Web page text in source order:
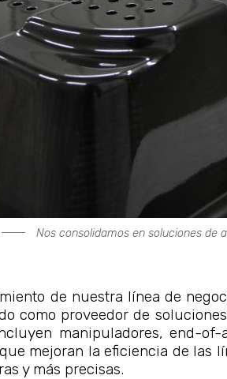
Nos consolidamos en soluciones de
de nuestra línea de
como proveedor de
manipuladores, end-
mejoran la eficiencia de las
y más precisas.